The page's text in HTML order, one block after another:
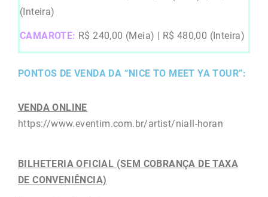
(Inteira)
CAMAROTE: R$ 240,00 (Meia) | R$ 480,00 (Inteira)
PONTOS DE VENDA DA “NICE TO MEET YA TOUR”:
VENDA ONLINE
https://www.eventim.com.br/artist/niall-horan
BILHETERIA OFICIAL (SEM COBRANÇA DE TAXA
DE CONVENIÊNCIA)